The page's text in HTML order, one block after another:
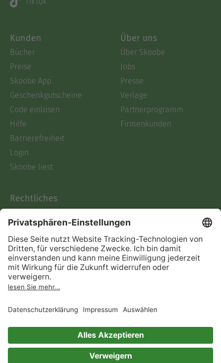
Kunden
Bücher
Preise
Skoobe App
Geschenkgutscheine
Code einlösen
Hilfe
Barrierefreiheit
Login
Skoobe liest
Über uns
Über Skoobe
Jobs
Presse
Verlage
Partnerprogramm
Firmenkunden
Rechtliches
AGB
Informationen nach Data
Act
Verträge hier kündigen
Impressum
Immer ein gutes Buch